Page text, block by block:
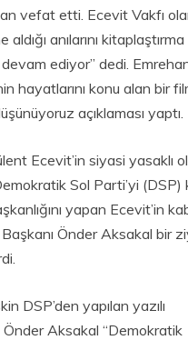
vefat etti. Ecevit Vakfı
anılarını kitaplaştırma
devam ediyor” dedi. Emrehan
hayatlarını konu alan bir
açıklaması yaptı.
Ecevit’in siyasi yasaklı
Sol Parti’yi (DSP)
yapan Ecevit’in
Önder Aksakal bir
DSP’den yapılan yazılı
Önder Aksakal “Demokratik